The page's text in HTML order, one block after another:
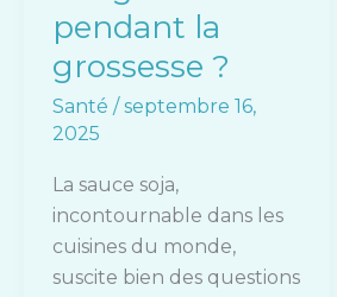
pendant la
grossesse ?
Santé /septembre 16,
2025
La sauce soja,
incontournable dans les
cuisines du monde,
suscite bien des questions